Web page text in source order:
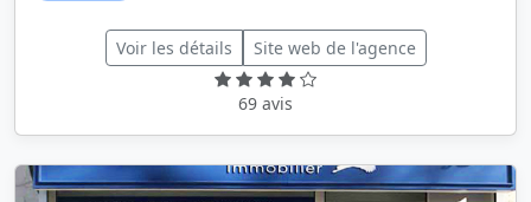
Voir les détails Site web de l'agence
69 avis